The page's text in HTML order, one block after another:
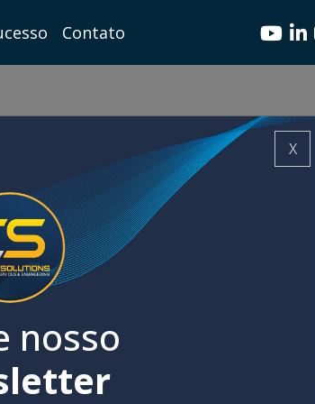
Contato
X
nosso